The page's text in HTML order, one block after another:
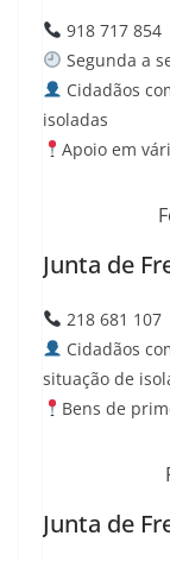
918 717 854
Segunda a
Cidadãos
isoladas
Apoio em
Junta de
218 681 107
Cidadãos
situação de
Bens de
Junta de